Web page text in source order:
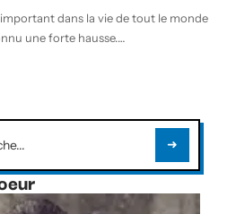
dans la vie de tout le monde
une forte hausse.…